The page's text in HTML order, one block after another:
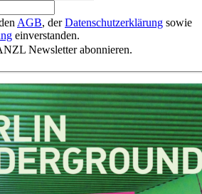
AGB, derDatenschutzerklärung sowie
einverstanden.
Newsletter abonnieren.